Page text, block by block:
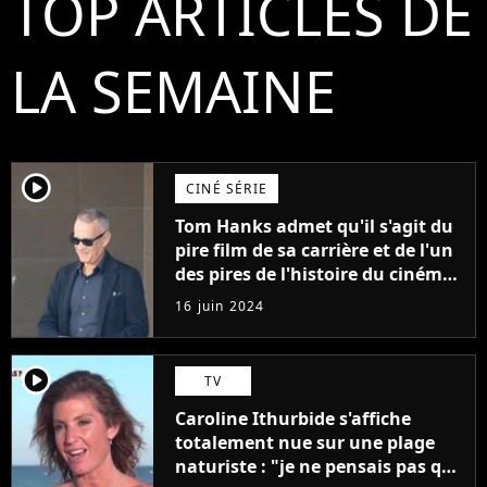
LA SEMAINE
player2 CINÉ SÉRIE
Tom Hanks admet qu'il s'agit du
pire film de sa carrière et de l'un
des pires de l'histoire du cinéma :
"L'un des films les plus
médiocres jamais réalisés"
16 juin 2024
player2 TV
Caroline Ithurbide s'affiche
totalement nue sur une plage
naturiste : "je ne pensais pas que